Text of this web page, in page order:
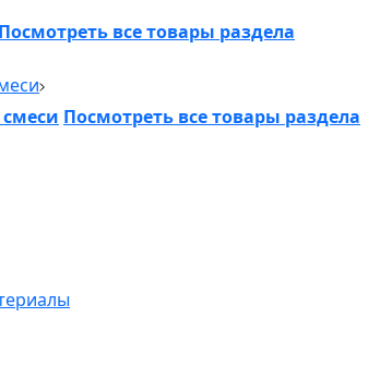
Посмотреть все товары раздела
Посмотреть все товары раздела